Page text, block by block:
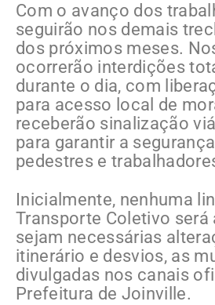
Com o avanço dos
seguirão nos demais
dos próximos meses.
ocorrerão interdições
durante o dia, com
para acesso local de
receberão sinalização
para garantir a
pedestres e
Inicialmente, nenhuma
Transporte Coletivo será
sejam necessárias
itinerário e desvios, as
divulgadas nos canais
Prefeitura de Joinville.